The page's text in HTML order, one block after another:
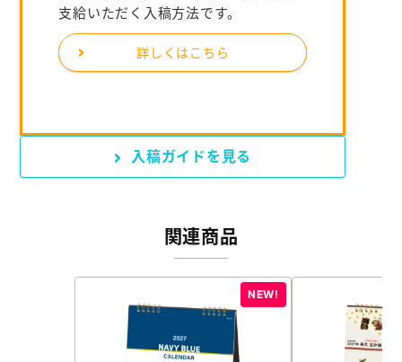
支給いただく入稿方法です。
詳しくはこちら
入稿ガイドを見る
関連商品